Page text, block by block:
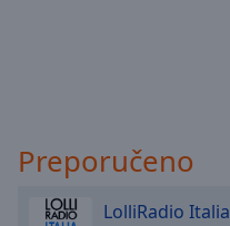
Preporučeno
LolliRadio Italia